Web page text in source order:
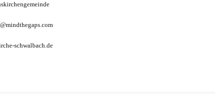
schwalbach.de